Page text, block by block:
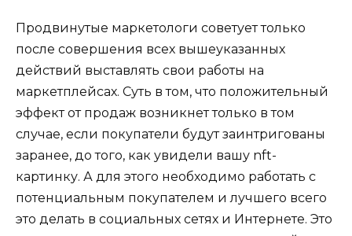
Продвинутые маркетологи советует только
после совершения всех вышеуказанных
действий выставлять свои работы на
маркетплейсах. Суть в том, что положительный
эффект от продаж возникнет только в том
случае, если покупатели будут заинтригованы
заранее, до того, как увидели вашу nft-
картинку. А для этого необходимо работать с
потенциальным покупателем и лучшего всего
это делать в социальных сетях и Интернете. Это